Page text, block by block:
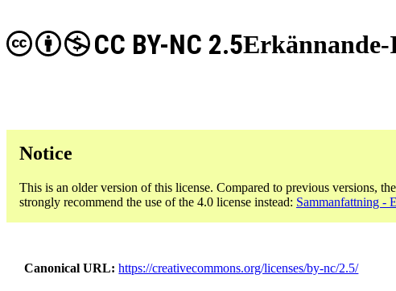
CC BY-NC 2.5
Notice
This is an older version of this license. Compared to previous versions,
strongly recommend the use of the 4.0 license instead: Sammanfattning -
Canonical URL https://creativecommons.org/licenses/by-nc/2.5/